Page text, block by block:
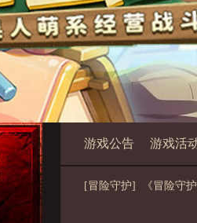
游戏公告 游戏活
[冒险守护] 《冒险守